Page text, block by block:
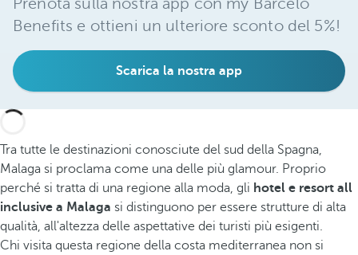
Benefits e ottieni un ulteriore sconto del 5%!
Scarica la nostra app
Tra tutte le destinazioni conosciute del sud della Spagna,
Malaga si proclama come una delle più glamour. Proprio
perché si tratta di una regione alla moda, gli hotel e resort all
inclusive a Malaga si distinguono per essere strutture di alta
qualità, all'altezza delle aspettative dei turisti più esigenti.
Chi visita questa regione della costa mediterranea non si